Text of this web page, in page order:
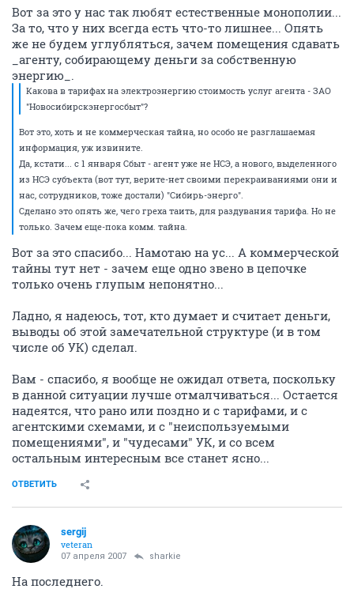
Вот за это у нас так любят естественные монополии...
За то, что у них всегда есть что-то лишнее... Опять
же не будем углубляться, зачем помещения сдавать
_агенту, собирающему деньги за собственную
энергию_.
Какова в тарифах на электроэнергию стоимость услуг агента - ЗАО
"Новосибирскэнергосбыт"?
Вот это, хоть и не коммерческая тайна, но особо не разглашаемая
информация, уж извините.
Да, кстати... с 1 января Сбыт - агент уже не НСЭ, а нового, выделенного
из НСЭ субъекта (вот тут, верите-нет своими перекраиваниями они и
нас, сотрудников, тоже достали) "Сибирь-энерго".
Сделано это опять же, чего греха таить, для раздувания тарифа. Но не
только. Зачем еще-пока комм. тайна.
Вот за это спасибо... Намотаю на ус... А коммерческой
тайны тут нет - зачем еще одно звено в цепочке
только очень глупым непонятно...
Ладно, я надеюсь, тот, кто думает и считает деньги,
выводы об этой замечательной структуре (и в том
числе об УК) сделал.
Вам - спасибо, я вообще не ожидал ответа, поскольку
в данной ситуации лучше отмалчиваться... Остается
надеятся, что рано или поздно и c тарифами, и с
агентскими схемами, и с "неиспользуемыми
помещениями", и "чудесами" УК, и со всем
остальным интересным все станет ясно...
ОТВЕТИТЬ
sergij
veteran
07 апреля 2007 sharkie
На последнего.